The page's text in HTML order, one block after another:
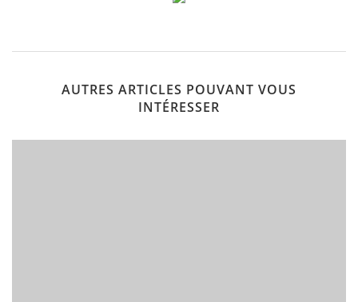
AUTRES ARTICLES POUVANT VOUS
INTÉRESSER